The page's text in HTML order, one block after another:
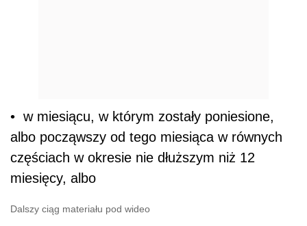
• w miesiącu, w którym zostały poniesione,
albo począwszy od tego miesiąca w równych
częściach w okresie nie dłuższym niż 12
miesięcy, albo
Dalszy ciąg materiału pod wideo